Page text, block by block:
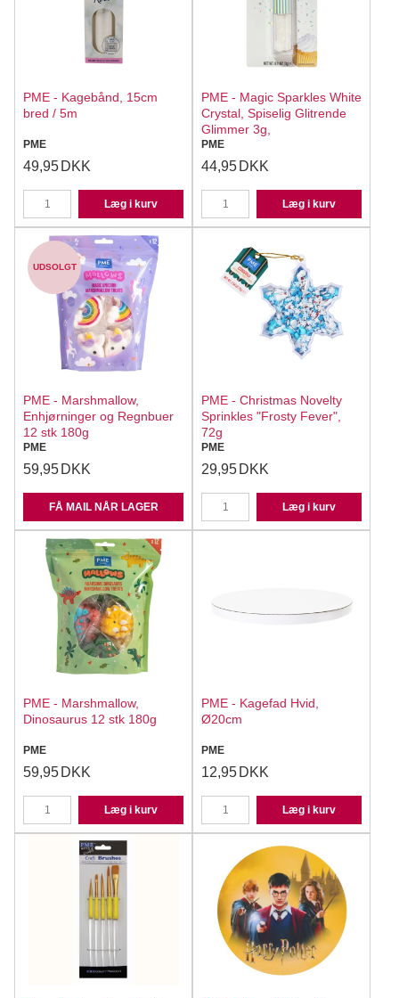
PME - Kagebånd, 15cm
bred / 5m
PME
49,95 DKK
Læg i kurv
PME - Magic Sparkles White
Crystal, Spiselig Glitrende
Glimmer 3g,
PME
44,95 DKK
Læg i kurv
UDSOLGT
PME - Marshmallow,
Enhjørninger og Regnbuer
12 stk 180g
PME
59,95 DKK
FÅ MAIL NÅR LAGER
PME - Christmas Novelty
Sprinkles "Frosty Fever",
72g
PME
29,95 DKK
Læg i kurv
PME - Marshmallow,
Dinosaurus 12 stk 180g
PME
59,95 DKK
Læg i kurv
PME - Kagefad Hvid,
Ø20cm
PME
12,95 DKK
Læg i kurv